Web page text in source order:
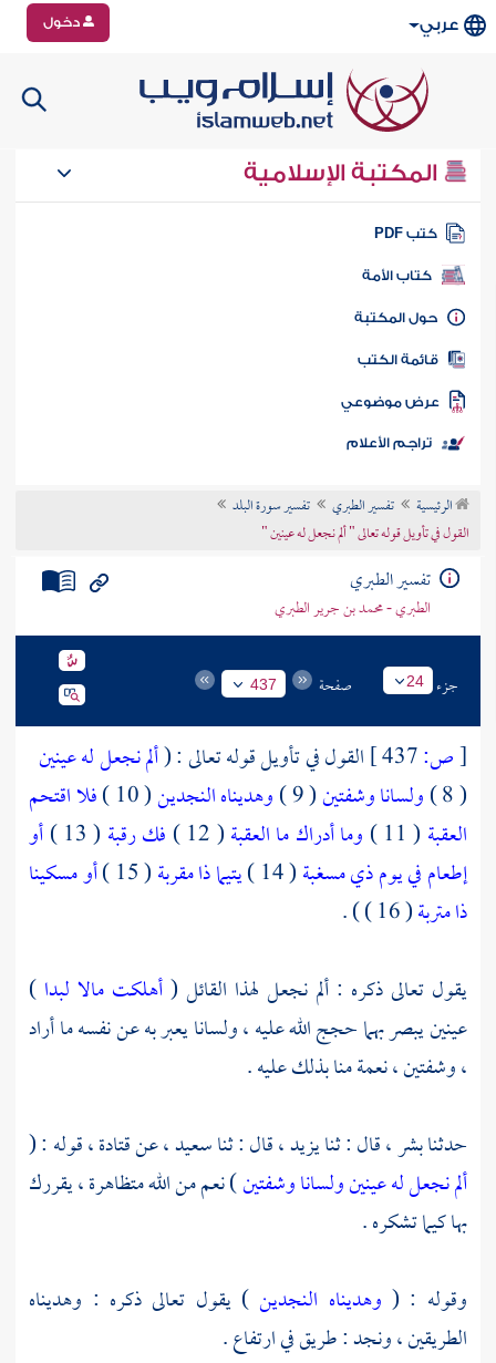
عربي دخول
المكتبة الإسلامية
كتب PDF
كتاب الأمة
المكتبة
الكتب
موضوعي
تراجم الأعلام
الرئيسية تفسير الطبري
تفسير سورة البلد
القول في تأويل قوله تعالى " ألم نجعل له عينين "
تفسير الطبري
الطبري - محمد بن جرير الطبري
جزء 24 صفحة 437
[ص: القول في تأويل قوله تعالى : (ألم نجعل له عينين
( 8 )
ولسانا وشفتين( 9 ) وهديناه النجدين( 10 )
فلا اقتحم
العقبة ( 11 ) وما أدراك ما العقبة( 12 ) فك رقبة ( 13 )
أو
إطعام في يوم ذي مسغبة( 14 ) يتيما ذا مقربة( 15 )
أو مسكينا
ذا متربة( 16 ) ) .
يقول تعالى ذكره : ألم نجعل لهذا القائل (أهلكت مالا لبدا )
عينين يبصر بهما حجج الله عليه ، ولسانا يعبر به عن نفسه ما أراد
، وشفتين ، نعمة منا بذلك عليه .
حدثنابشر ،قال : ثنايزيد ،قال : ثناسعيد ،عنقتادة ،قوله : (
ألم نجعل له عينين ولسانا وشفتين) نعم من الله متظاهرة ، يقررك
بها كيما تشكره .
وقوله : ( وهديناه النجدين ) يقول تعالى ذكره : وهديناه
الطريقين ، ونجد : طريق في ارتفاع .